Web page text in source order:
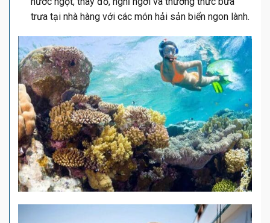
trưa tại nhà hàng với các món hải sản biển ngon lành.